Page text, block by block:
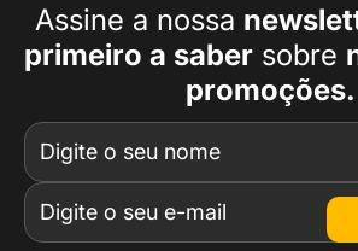
Assine a nossa
primeiro a saber sobre
promoções.